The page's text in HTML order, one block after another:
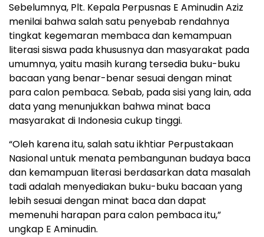
Sebelumnya, Plt. Kepala Perpusnas E Aminudin Aziz
menilai bahwa salah satu penyebab rendahnya
tingkat kegemaran membaca dan kemampuan
literasi siswa pada khususnya dan masyarakat pada
umumnya, yaitu masih kurang tersedia buku-buku
bacaan yang benar-benar sesuai dengan minat
para calon pembaca. Sebab, pada sisi yang lain, ada
data yang menunjukkan bahwa minat baca
masyarakat di Indonesia cukup tinggi.
“Oleh karena itu, salah satu ikhtiar Perpustakaan
Nasional untuk menata pembangunan budaya baca
dan kemampuan literasi berdasarkan data masalah
tadi adalah menyediakan buku-buku bacaan yang
lebih sesuai dengan minat baca dan dapat
memenuhi harapan para calon pembaca itu,”
ungkap E Aminudin.